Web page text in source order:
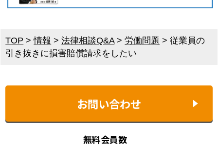
TOP >情報 >法律相談Q&A>労働問題 >従業員の
引き抜きに損害賠償請求をしたい
お問い合わせ
無料会員数